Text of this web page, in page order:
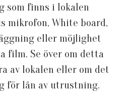
som finns i lokalen
mikrofon, White board,
eller möjlighet
film. Se över om detta
av lokalen eller om det
för lån av utrustning.